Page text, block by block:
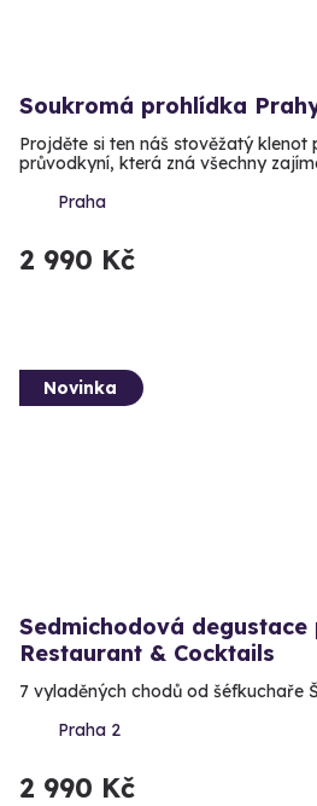
Soukromá prohlídka
Projděte si ten náš stověžatý klenot
průvodkyní, která zná všechny
Praha
2 990 Kč
Novinka
Sedmichodová degustace
Restaurant & Cocktails
7 vyladěných chodů od šéfkuchaře
Praha 2
2 990 Kč